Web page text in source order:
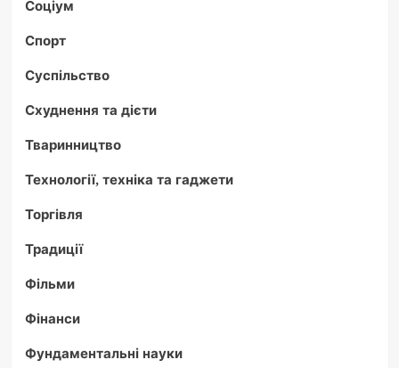
Соціум
Спорт
Суспільство
Схуднення та дієти
Тваринництво
Технології, техніка та гаджети
Торгівля
Традиції
Фільми
Фінанси
Фундаментальні науки